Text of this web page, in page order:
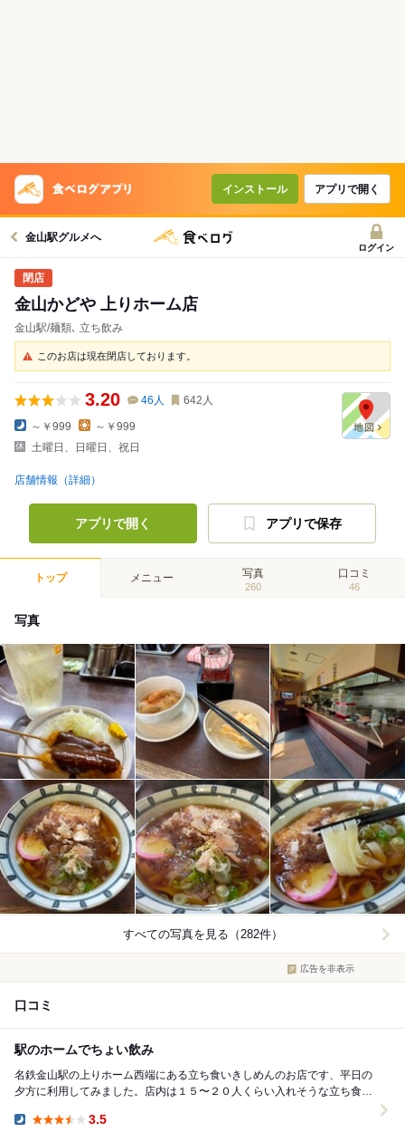
インストール アプリで開く
金山駅グルメへ
ログイン
金山かどや 上りホーム店
金山駅/麺類､ 立ち飲み
このお店は現在閉店しております。
3.20 46 人 642 人
～￥999
～￥999
土曜日、日曜日、祝日
店舗情報（詳細）
アプリで開く アプリで保存
トップ メニュー 写真
260
口コミ
46
写真
すべての写真を見る（282件）
広告を非表示
口コミ
駅のホームでちょい飲み
名鉄金山駅の上りホーム西端にある立ち食いきしめんのお店です、平日の
夕方に利用してみました。店内は１５〜２０人くらい入れそうな立ち食い
3.5